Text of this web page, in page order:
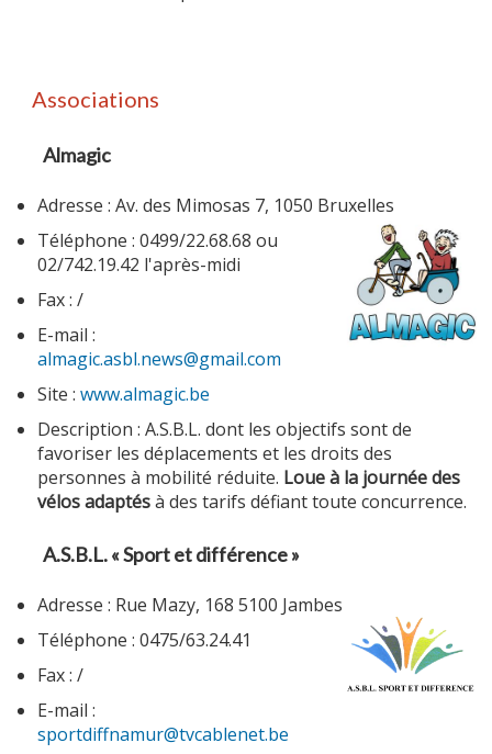
Associations
Almagic
Adresse : Av. des Mimosas 7, 1050 Bruxelles
Téléphone : 0499/22.68.68 ou
02/742.19.42 l'après-midi
Fax : /
E-mail :
almagic.asbl.news@gmail.com
Site : www.almagic.be
Description : A.S.B.L. dont les objectifs sont de
favoriser les déplacements et les droits des
personnes à mobilité réduite. Loue à la journée des
vélos adaptésà des tarifs défiant toute concurrence.
A.S.B.L. « Sport et différence »
Adresse : Rue Mazy, 168 5100 Jambes
Téléphone : 0475/63.24.41
Fax : /
E-mail :
sportdiffnamur@tvcablenet.be